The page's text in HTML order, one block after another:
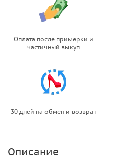
Оплата после примерки и
частичный выкуп
30 дней на обмен и возврат
Описание